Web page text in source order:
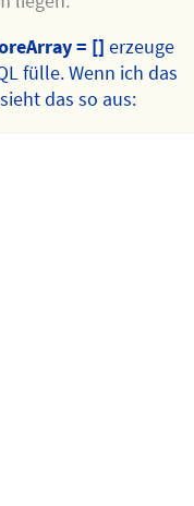
= [] erzeuge
fülle. Wenn ich das
das so aus: